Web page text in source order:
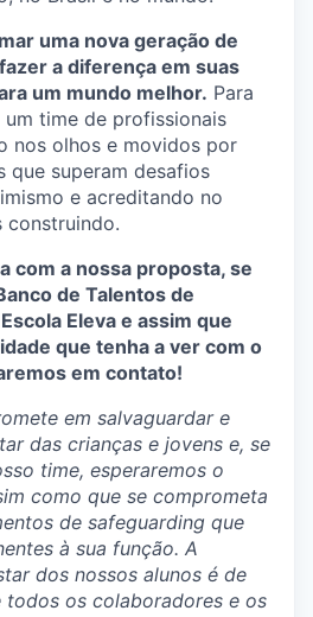
uma nova geração de
a diferença em suas
um mundo melhor. Para
time de profissionais
nos olhos e movidos por
que superam desafios
e acreditando no
construindo.
com a nossa proposta, se
de Talentos de
Eleva e assim que
que tenha a ver com o
em contato!
em salvaguardar e
das crianças e jovens e, se
time, esperaremos o
como que se comprometa
de safeguarding que
à sua função. A
dos nossos alunos é de
todos os colaboradores e os